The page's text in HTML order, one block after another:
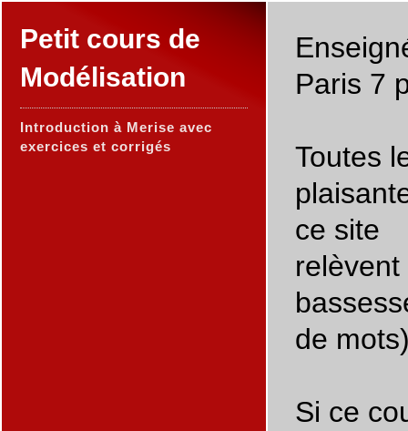
Petit cours de
Modélisation
Introduction à Merise avec
exercices et corrigés
Paris 7
Toutes
ce site
de
Si ce